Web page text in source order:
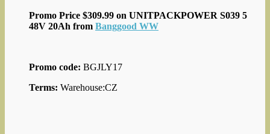
Promo Price $309.99 on UNITPACKPOWER S039 5
48V 20Ah from Banggood WW
Promo code: BGJLY17
Terms: Warehouse:CZ